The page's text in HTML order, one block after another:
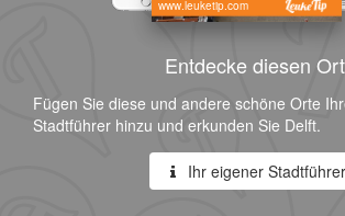
www.leuketip.com
Entdecke diesen Ort
Fügen Sie diese und andere schöne Orte
Stadtführer hinzu und erkunden Sie Delft.
Ihr eigener Stadtführer